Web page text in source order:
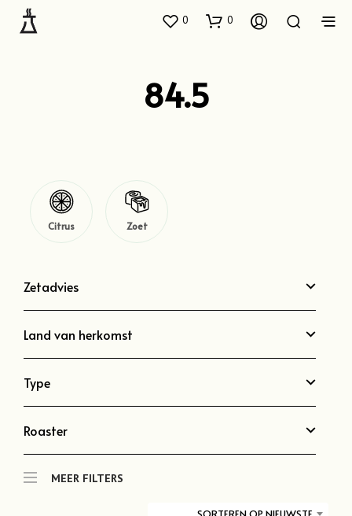
0 0
84.5
Citrus Zoet
Zetadvies
Land van herkomst
Type
Roaster
MEER FILTERS